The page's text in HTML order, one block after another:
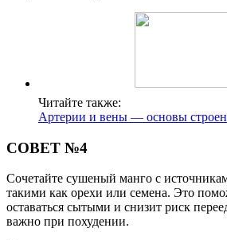
Читайте также:
Артерии и вены — основы
СОВЕТ №4
Сочетайте сушеный манго с
такими как орехи или семена. Это
оставаться сытыми и снизит риск
важно при похудении.